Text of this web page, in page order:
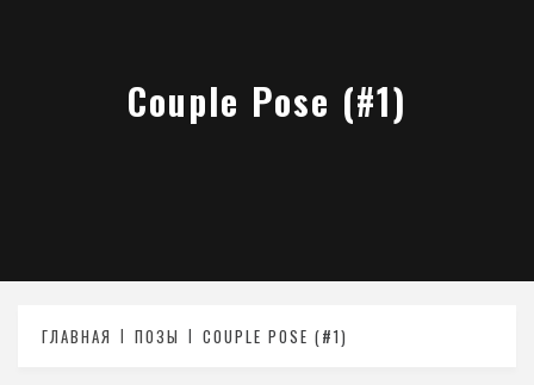
Couple Pose (#1)
ГЛАВНАЯ ПОЗЫ COUPLE POSE (#1)